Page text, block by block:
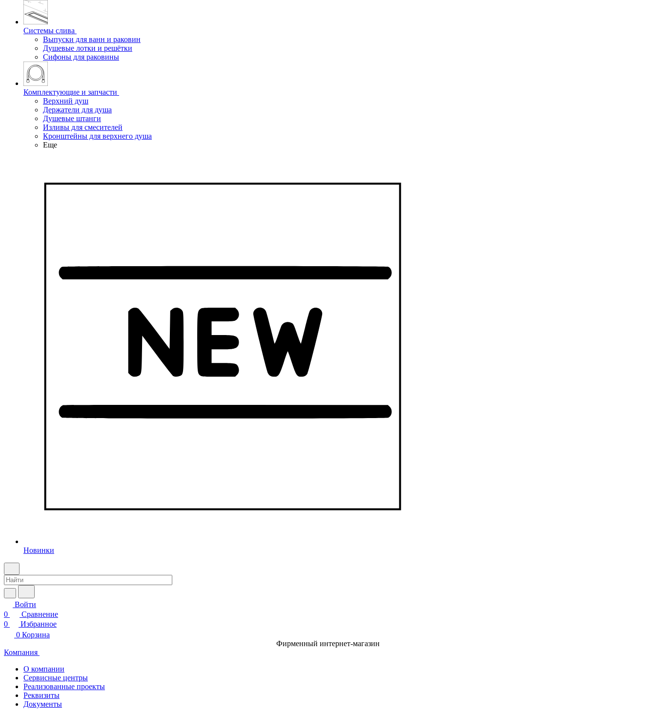
Системы слива
Выпуски для ванн и раковин
Душевые лотки и решётки
Сифоны для раковины
Комплектующие и запчасти
Верхний душ
Держатели для душа
Душевые штанги
Изливы для смесителей
Кронштейны для верхнего душа
Еще
Новинки
Войти
0
Сравнение
0
Избранное
0 Корзина
Фирменный интернет-магазин
Компания
О компании
Сервисные центры
Реализованные проекты
Реквизиты
Документы